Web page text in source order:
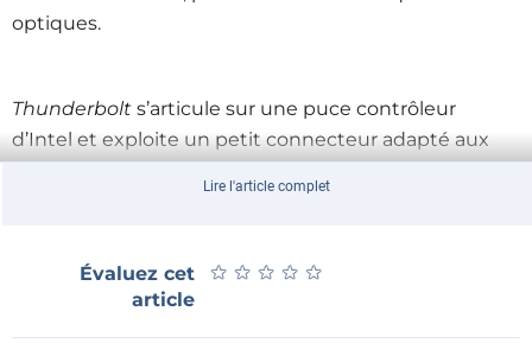
optiques.
Thunderbolt s’articule sur une puce contrôleur
d’Intel et exploite un petit connecteur adapté aux
produits. Plusieurs entreprises ont déjà annoncé la
charge sur de futurs produits.
L’interface est le fruit d’une collaboration technique
Lire l'article complet
Évaluez cet
article
★ ★ ★ ★ ★
★ ★ ★ ★ ★